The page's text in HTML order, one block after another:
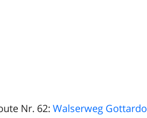
Nr. 62: Walserweg Gottardo